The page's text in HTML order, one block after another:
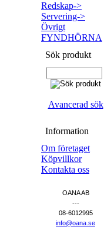
Redskap->
Servering->
Övrigt
FYNDHÖRNA
Sök produkt
Avancerad sök
Information
Om företaget
Köpvillkor
Kontakta oss
OANA AB
---
08-6012995
info@oana.se